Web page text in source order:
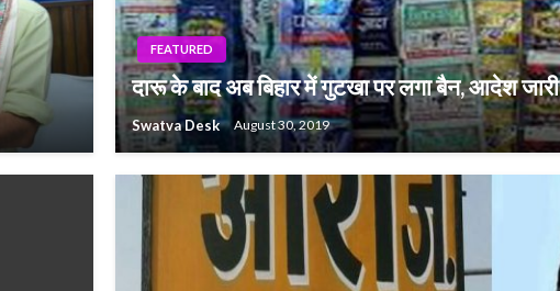
FEATURED
दारू के बाद अब बिहार में गुटखा पर लगा बैन, आदेश जारी
Swatva Desk August 30, 2019